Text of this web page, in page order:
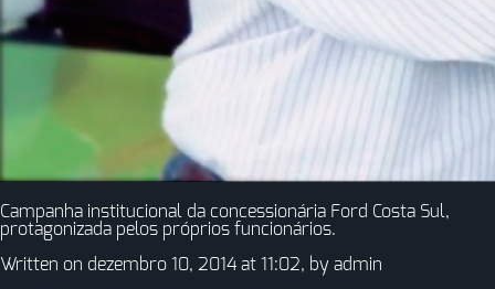
Campanha institucional da concessionária Ford Costa Sul,
protagonizada pelos próprios funcionários.
Written on dezembro 10, 2014 at 11:02, by admin